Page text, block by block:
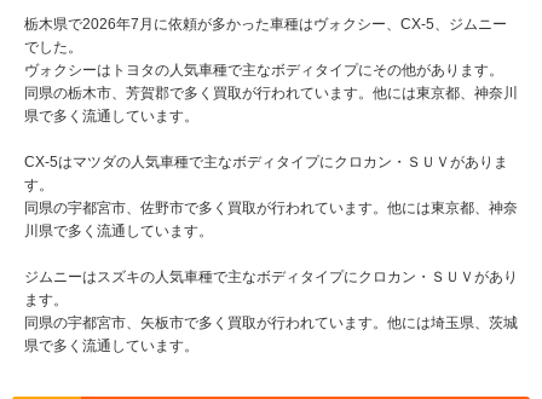
栃木県で2026年7月に依頼が多かった車種はヴォクシー、CX-5、ジムニー
でした。
ヴォクシーはトヨタの人気車種で主なボディタイプにその他があります。
同県の栃木市、芳賀郡で多く買取が行われています。他には東京都、神奈川
県で多く流通しています。
CX-5はマツダの人気車種で主なボディタイプにクロカン・ＳＵＶがありま
す。
同県の宇都宮市、佐野市で多く買取が行われています。他には東京都、神奈
川県で多く流通しています。
ジムニーはスズキの人気車種で主なボディタイプにクロカン・ＳＵＶがあり
ます。
同県の宇都宮市、矢板市で多く買取が行われています。他には埼玉県、茨城
県で多く流通しています。